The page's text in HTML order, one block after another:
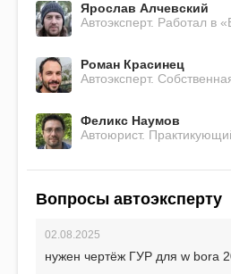
Ярослав Алчевский
Автоэксперт. Работал в
Роман Красинец
Автоэксперт.
Феликс Наумов
Автоюрист.
Вопросы автоэксперту
02.08.2025
нужен чертёж ГУР для w bora